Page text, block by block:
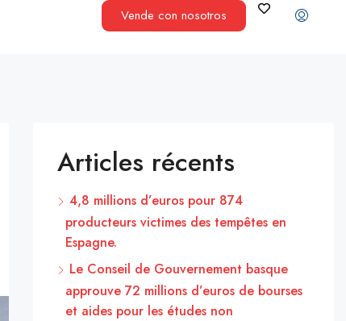
Vende con nosotros
Articles récents
4,8 millions d’euros pour 874
producteurs victimes des tempêtes en
Espagne.
Le Conseil de Gouvernement basque
approuve 72 millions d’euros de bourses
et aides pour les études non